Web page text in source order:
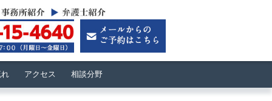
アクセス 相談分野